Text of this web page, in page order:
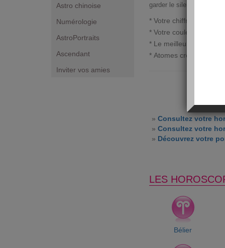
Astro chinoise
Numérologie
AstroPortraits
Ascendant
Inviter vos amies
garder le silence chaque
* Votre chiffre porte-
* Votre couleur du jour
* Le meilleur moment
* Atomes crochus :
» Consultez votre
» Consultez votre
» Découvrez votre
LES
Bélier